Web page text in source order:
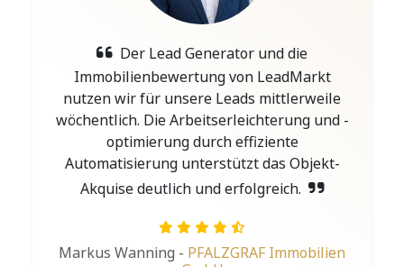
Der Lead Generator und die
Immobilienbewertung von LeadMarkt
nutzen wir für unsere Leads mittlerweile
wöchentlich. Die Arbeitserleichterung und -
optimierung durch effiziente
Automatisierung unterstützt das Objekt-
Akquise deutlich und erfolgreich.
Markus Wanning - PFALZGRAF Immobilien